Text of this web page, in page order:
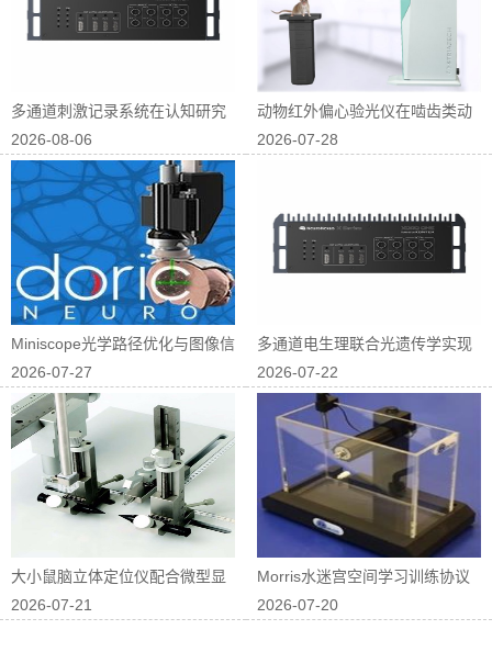
多通道刺激记录系统在认知研究
中的应用
2026-08-06
动物红外偏心验光仪在啮齿类动
物屈光研究中...
2026-07-28
Miniscope光学路径优化与图像信
噪...
2026-07-27
多通道电生理联合光遗传学实现
神经回路因果...
2026-07-22
大小鼠脑立体定位仪配合微型显
微镜进行在体...
2026-07-21
Morris水迷宫空间学习训练协议
优化
2026-07-20